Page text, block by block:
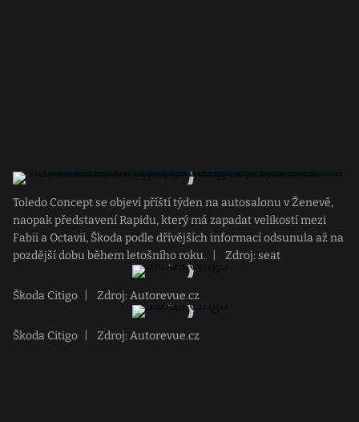
Toledo Concept se objeví příští týden na autosalonu v Ženevě,
naopak představení Rapidu, který má zapadat velikostí mezi
Fabii a Octavii, Škoda podle dřívějších informací odsunula až na
pozdější dobu během letošního roku.
Zdroj: seat
Škoda Citigo Zdroj: Autorevue.cz
Škoda Citigo Zdroj: Autorevue.cz